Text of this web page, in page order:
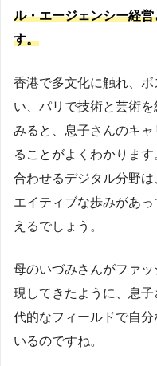
ル・エージェンシー経
す。
香港で多文化に触れ、
い、パリで技術と芸術
みると、息子さんのキ
ることがよくわかりま
合わせるデジタル分野
エイティブな歩みがあ
えるでしょう。
母のいづみさんがファ
現してきたように、息
代的なフィールドで自
いるのですね。